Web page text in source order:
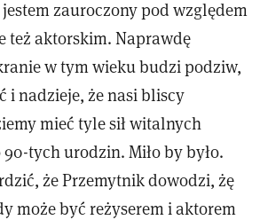
zauroczony pod względem
też aktorskim. Naprawdę
w tym wieku budzi podziw,
i nadzieje, że nasi bliscy
mieć tyle sił witalnych
tych urodzin. Miło by było.
że Przemytnik dowodzi, żę
może być reżyserem i aktorem